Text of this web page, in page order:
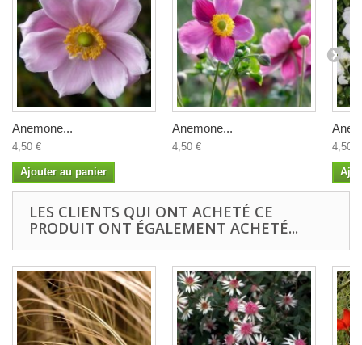
Anemone...
4,50 €
Ajouter au panier
Anemone...
4,50 € 4,50 €
LES CLIENTS QUI ONT ACHETÉ CE
PRODUIT ONT ÉGALEMENT ACHETÉ...